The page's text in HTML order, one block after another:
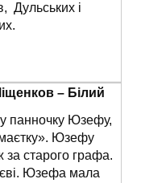
Дульських і
– Білий
панночку Юзефу,
Юзефу
за старого графа.
Юзефа мала